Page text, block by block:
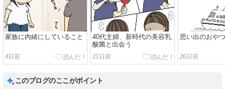
家族に内緒にしていること
4日前
40代主婦、新時代の美容乳
酸菌と出会う
21日前
思い出のおや
26日前
このブログのここがポイント